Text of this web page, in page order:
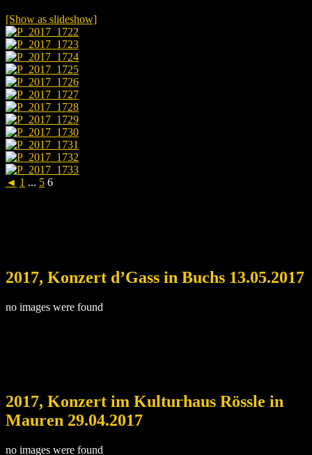
[Show as slideshow]
◄ 1 ... 5 6
2017, Konzert d’Gass in Buchs 13.05.2017
no images were found
2017, Konzert im Kulturhaus Rössle in
Mauren 29.04.2017
no images were found